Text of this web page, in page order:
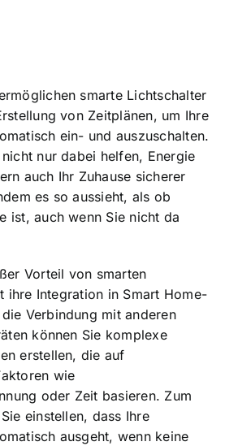
smarte Lichtschalter
von Zeitplänen, um Ihre
ein- und auszuschalten.
nur dabei helfen, Energie
auch Ihr Zuhause sicherer
es so aussieht, als ob
ist, auch wenn Sie nicht da
Vorteil von smarten
ihre Integration in Smart Home-
Verbindung mit anderen
können Sie komplexe
erstellen, die auf
wie
oder Zeit basieren. Zum
einstellen, dass Ihre
ausgeht, wenn keine